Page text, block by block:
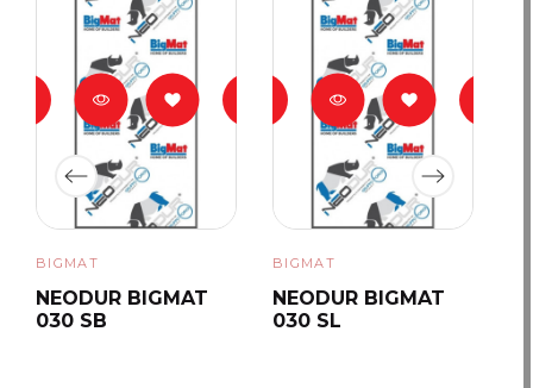
BIGMAT
NEODUR BIGMAT
030 SB
BIGMAT
NEODUR BIGMAT
030 SL